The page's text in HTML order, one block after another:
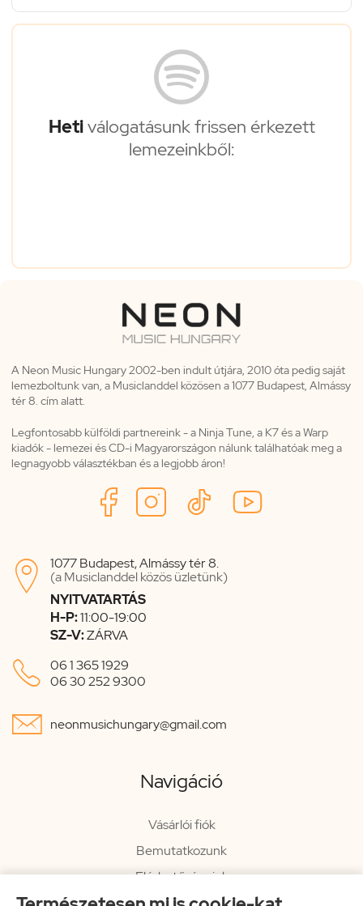
Hetiválogatásunk frissen érkezett
lemezeinkből:
A Neon Music Hungary 2002-ben indult útjára, 2010 óta pedig saját
lemezboltunk van, a Musiclanddel közösen a 1077 Budapest, Almássy
tér 8. cím alatt.
Legfontosabb külföldi partnereink - a Ninja Tune, a K7 és a Warp
kiadók - lemezei és CD-i Magyarországon nálunk találhatóak meg a
legnagyobb választékban és a legjobb áron!

1077 Budapest, Almássy tér 8.
(a Musiclanddel közös üzletünk)
NYITVATARTÁS
H-P:11:00-19:00
SZ-V:ZÁRVA
 06 1 365 1929
06 30 252 9300
 neonmusichungary@gmail.com
Navigáció
Vásárlói fiók
Bemutatkozunk
Elérhetőségeink
Hírlevél